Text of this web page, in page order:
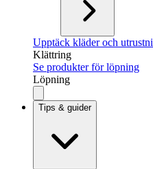
Upptäck kläder och
Klättring
Se produkter för löpning
Löpning
Tips & guider